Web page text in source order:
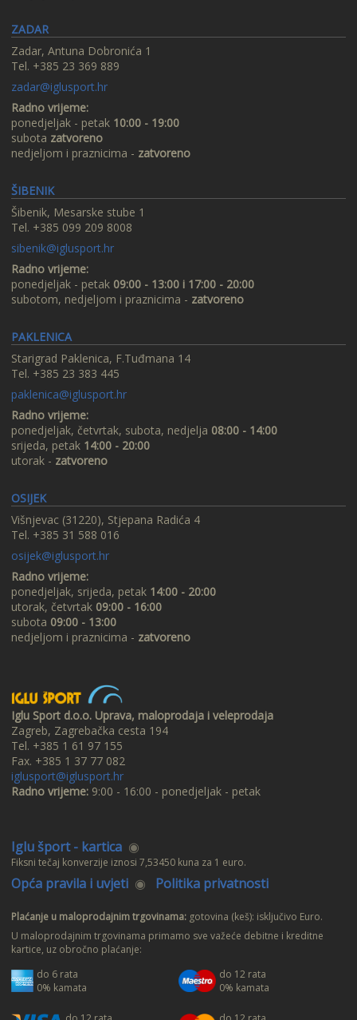
ZADAR
Zadar, Antuna Dobronića 1
Tel. +385 23 369 889
zadar@iglusport.hr
Radno vrijeme:
ponedjeljak - petak 10:00 - 19:00
subota zatvoreno
nedjeljom i praznicima - zatvoreno
ŠIBENIK
Šibenik, Mesarske stube 1
Tel. +385 099 209 8008
sibenik@iglusport.hr
Radno vrijeme:
ponedjeljak - petak 09:00 - 13:00 i 17:00 - 20:00
subotom, nedjeljom i praznicima - zatvoreno
PAKLENICA
Starigrad Paklenica, F.Tuđmana 14
Tel. +385 23 383 445
paklenica@iglusport.hr
Radno vrijeme:
ponedjeljak, četvrtak, subota, nedjelja 08:00 - 14:00
srijeda, petak 14:00 - 20:00
utorak - zatvoreno
OSIJEK
Višnjevac (31220), Stjepana Radića 4
Tel. +385 31 588 016
osijek@iglusport.hr
Radno vrijeme:
ponedjeljak, srijeda, petak 14:00 - 20:00
utorak, četvrtak 09:00 - 16:00
subota 09:00 - 13:00
nedjeljom i praznicima - zatvoreno
Iglu Sport d.o.o. Uprava, maloprodaja i veleprodaja
Zagreb, Zagrebačka cesta 194
Tel. +385 1 61 97 155
Fax. +385 1 37 77 082
iglusport@iglusport.hr
Radno vrijeme: 9:00 - 16:00 - ponedjeljak - petak
Iglu šport - kartica ◉
Fiksni tečaj konverzije iznosi 7,53450 kuna za 1 euro.
Opća pravila i uvjeti ◉ Politika privatnosti
Plaćanje u maloprodajnim trgovinama: gotovina (keš): isključivo Euro.
U maloprodajnim trgovinama primamo sve važeće debitne i kreditne
kartice, uz obročno plaćanje:
do 6 rata
0% kamata
do 12 rata
0% kamata